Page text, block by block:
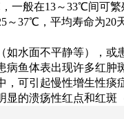
一般在13～33℃间可
～37℃，平均寿命为20天
如水面不平静等），
鱼体表出现许多红肿
，可引起慢性增生性
显的溃疡性红点和红斑